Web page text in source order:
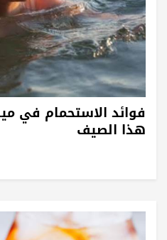
فوائد الاستحمام في
هذا الصيف